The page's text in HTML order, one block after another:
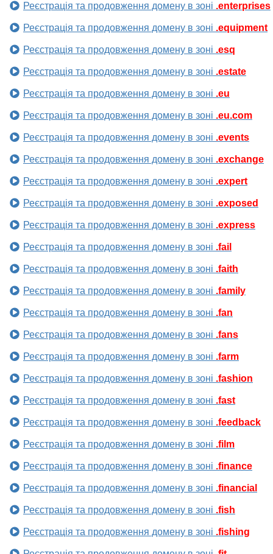
Реєстрація та продовження домену в зоні .enterprises
Реєстрація та продовження домену в зоні .equipment
Реєстрація та продовження домену в зоні .esq
Реєстрація та продовження домену в зоні .estate
Реєстрація та продовження домену в зоні .eu
Реєстрація та продовження домену в зоні .eu.com
Реєстрація та продовження домену в зоні .events
Реєстрація та продовження домену в зоні .exchange
Реєстрація та продовження домену в зоні .expert
Реєстрація та продовження домену в зоні .exposed
Реєстрація та продовження домену в зоні .express
Реєстрація та продовження домену в зоні .fail
Реєстрація та продовження домену в зоні .faith
Реєстрація та продовження домену в зоні .family
Реєстрація та продовження домену в зоні .fan
Реєстрація та продовження домену в зоні .fans
Реєстрація та продовження домену в зоні .farm
Реєстрація та продовження домену в зоні .fashion
Реєстрація та продовження домену в зоні .fast
Реєстрація та продовження домену в зоні .feedback
Реєстрація та продовження домену в зоні .film
Реєстрація та продовження домену в зоні .finance
Реєстрація та продовження домену в зоні .financial
Реєстрація та продовження домену в зоні .fish
Реєстрація та продовження домену в зоні .fishing